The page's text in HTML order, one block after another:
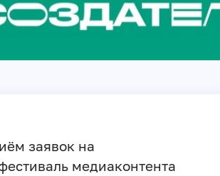
заявок на
медиаконтента